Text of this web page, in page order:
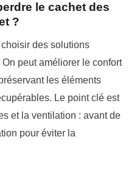
le cachet des
?
des solutions
peut améliorer le confort
les éléments
Le point clé est
et la ventilation : avant de
pour éviter la